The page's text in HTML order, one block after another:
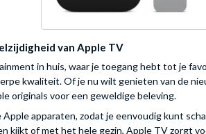
van Apple TV
in huis, waar je toegang hebt tot je
kwaliteit. Of je nu wilt genieten van de
originals voor een geweldige beleving.
apparaten, zodat je eenvoudig kunt
kijkt of met het hele gezin, Apple TV zorgt